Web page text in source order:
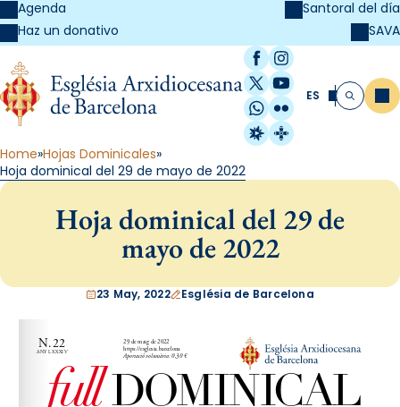
Agenda
Haz un donativo
Santoral del día
SAVA
Facebook
Instagram
X / Twitter
YouTube
WhatsApp
Flickr
Radio Estel
Catalunya
ES Buscar
Home Hojas Dominicales
Hoja dominical del 29 de mayo de 2022
Hoja dominical del 29 de
mayo de 2022
23 May, 2022 Església de Barcelona